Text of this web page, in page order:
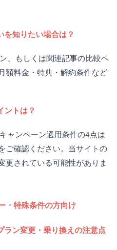
を知りたい場合は？
、もしくは関連記事の比較ペ
額料金・特典・解約条件など
ントは？
ャンペーン適用条件の4点は
ご確認ください。当サイトの
更されている可能性がありま
・特殊条件の方向け
ラン変更・乗り換えの注意点